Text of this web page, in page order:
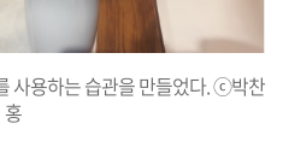
사용하는 습관을 만들었다. ⓒ박찬
홍